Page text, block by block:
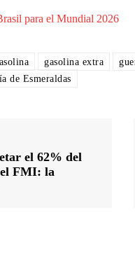
para el Mundial 2026
gasolina extra
de Esmeraldas
el 62% del
el FMI: la